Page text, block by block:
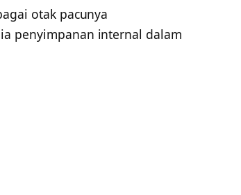
otak pacunya
penyimpanan internal dalam